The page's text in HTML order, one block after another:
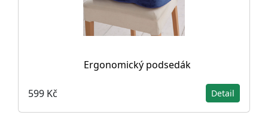
Ergonomický podsedák
599 Kč Detail